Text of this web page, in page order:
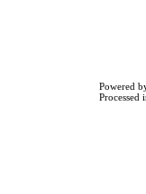
Powered
Processed